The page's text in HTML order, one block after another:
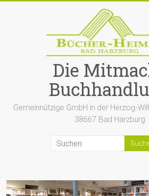
Die
Gemeinnützige GmbH in der Herzog-
38667 Bad Harzburg